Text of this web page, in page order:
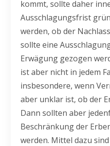
kommt, sollte daher
Ausschlagungsfrist
werden, ob der
sollte eine
Erwägung gezogen
ist aber nicht in jedem
insbesondere, wenn
aber unklar ist, ob der
Dann sollten aber
Beschränkung der
werden. Mittel dazu sind